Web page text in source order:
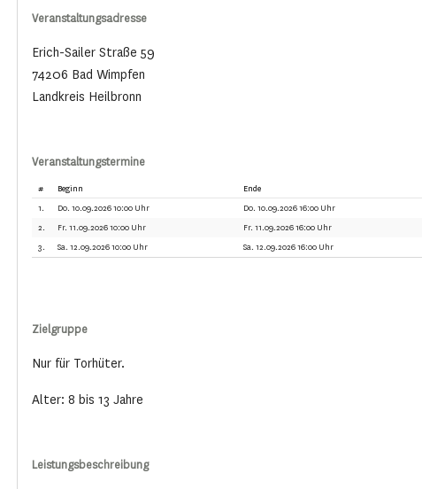
Veranstaltungsadresse
Erich-Sailer Straße 59
74206 Bad Wimpfen
Landkreis Heilbronn
Veranstaltungstermine
# Beginn
Ende
1.
Do. 10.09.2026 10:00 Uhr
Do. 10.09.2026 16:00 Uhr
2.
Fr. 11.09.2026 10:00 Uhr
Fr. 11.09.2026 16:00 Uhr
3.
Sa. 12.09.2026 10:00 Uhr Sa. 12.09.2026 16:00 Uhr
Zielgruppe
Nur für Torhüter.
Alter: 8 bis 13 Jahre
Leistungsbeschreibung